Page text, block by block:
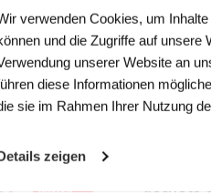
verwenden Cookies, um
und die Zugriffe auf
unserer Website an
diese Informationen
sie im Rahmen Ihrer Nutzung
zeigen
16, 8200
Echelles
déchets